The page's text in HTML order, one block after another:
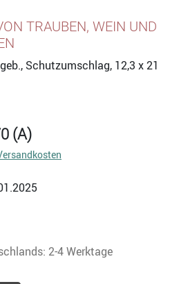
TRAUBEN, WEIN UND
Schutzumschlag, 12,3 x 21
(A)
2-4 Werktage